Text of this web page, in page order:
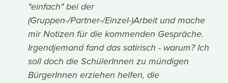
"einfach" bei der
(Gruppen-/Partner-/Einzel-)Arbeit und mache
mir Notizen für die kommenden Gespräche.
Irgendjemand fand das satirisch - warum? Ich
soll doch die SchülerInnen zu mündigen
BürgerInnen erziehen helfen, die